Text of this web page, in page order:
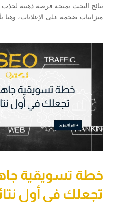
نتائج البحث يمنحه فرصة ذهبية لجذب
ميزانيات ضخمة على الإعلانات، وهنا
خطة تسويقية
تجعلك في أول